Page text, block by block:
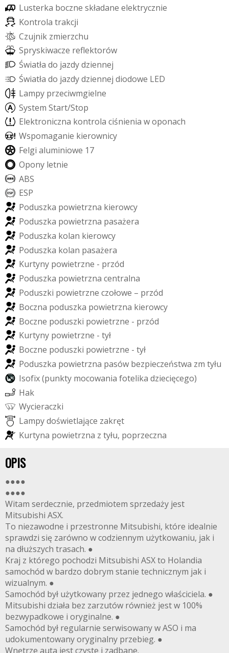
Lusterka boczne składane elektrycznie
Kontrola trakcji
Czujnik zmierzchu
Spryskiwacze refektorów
Światła do jazdydziennej
Światła do jazdydziennej diodowe LED
Lampy przeciwmgielne
System Start/Stop
Elektroniczna kontrola ciśnienia woponach
Wspomaganie kierownicy
Felgi aluminiowe 17
Opony letnie
ABS
ESP
Poduszka powietrzna kierowcy
Poduszka powietrzna pasażera
Poduszka kolan kierowcy
Poduszka kolan pasażera
Kurtyny powietrzne - przód
Poduszka powietrzna centralna
Poduszki powietrzne czołowe – przód
Boczna poduszka powietrzna kierowcy
Boczne poduszki powietrzne - przód
Kurtyny powietrzne - tył
Boczne poduszki powietrzne - tył
Poduszka powietrzna pasów bezpieczeństwa zm tyłu
Isofix(punkty mocowania fotelika dziecięcego)
Hak
Wycieraczki
Lampydoświetlające zakręt
Kurtyna powietrzna z tyłu, poprzeczna
OPIS
●●●●
●●●●
Witam serdecznie, przedmiotem sprzedaży jest
Mitsubishi ASX.
To niezawodne i przestronne Mitsubishi, które idealnie
sprawdzi się zarówno w codziennym użytkowaniu, jak i
na dłuższych trasach. ●
Kraj z którego pochodzi Mitsubishi ASX to Holandia
samochód w bardzo dobrym stanie technicznym jak i
wizualnym. ●
Samochód był użytkowany przez jednego właściciela. ●
Mitsubishi działa bez zarzutów również jest w 100%
bezwypadkowe i oryginalne. ●
Samochód był regularnie serwisowany w ASO i ma
udokumentowany oryginalny przebieg. ●
Wnętrze auta jest czyste i zadbane.